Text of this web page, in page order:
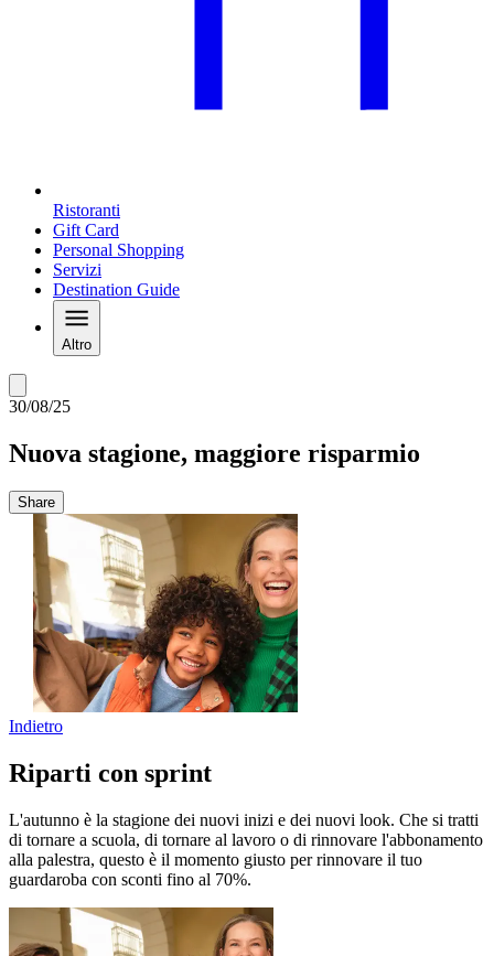
Ristoranti
Gift Card
Personal Shopping
Servizi
Destination Guide
Altro
30/08/25
Nuova stagione, maggiore risparmio
Share
Indietro
Riparti con sprint
L'autunno è la stagione dei nuovi inizi e dei nuovi look. Che si tratti
di tornare a scuola, di tornare al lavoro o di rinnovare l'abbonamento
alla palestra, questo è il momento giusto per rinnovare il tuo
guardaroba con sconti fino al 70%.